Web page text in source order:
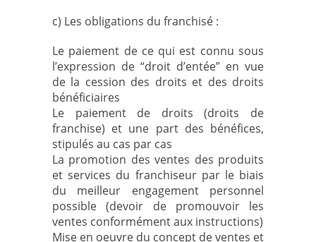
c) Les obligations du franchisé :
Le paiement de ce qui est connu sous
l’expression de “droit d’entée” en vue
de la cession des droits et des droits
bénéficiaires
Le paiement de droits (droits de
franchise) et une part des bénéfices,
stipulés au cas par cas
La promotion des ventes des produits
et services du franchiseur par le biais
du meilleur engagement personnel
possible (devoir de promouvoir les
ventes conformément aux instructions)
Mise en oeuvre du concept de ventes et